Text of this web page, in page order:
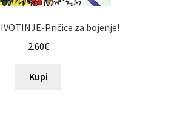
Pričice za bojenje!
2.60€
Kupi